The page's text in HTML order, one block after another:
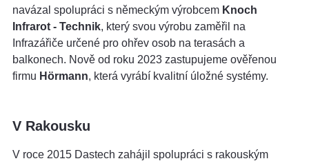
navázal spolupráci s německým výrobcem Knoch
Infrarot - Technik, který svou výrobu zaměřil na
Infrazářiče určené pro ohřev osob na terasách a
balkonech. Nově od roku 2023 zastupujeme ověřenou
firmu Hörmann, která vyrábí kvalitní úložné systémy.
V Rakousku
V roce 2015 Dastech zahájil spolupráci s rakouským